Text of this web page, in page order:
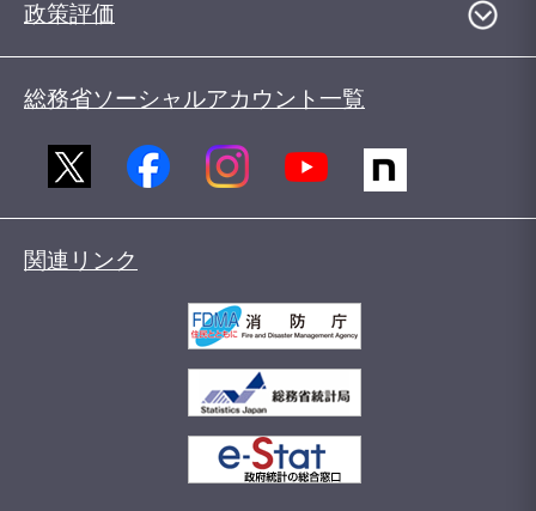
政策評価
総務省ソーシャルアカウント一覧
関連リンク